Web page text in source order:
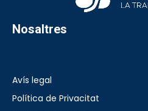
Nosaltres
Avís legal
Política de Privacitat